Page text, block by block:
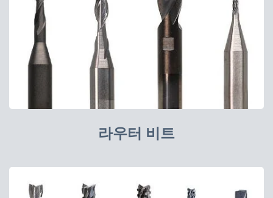
라우터 비트